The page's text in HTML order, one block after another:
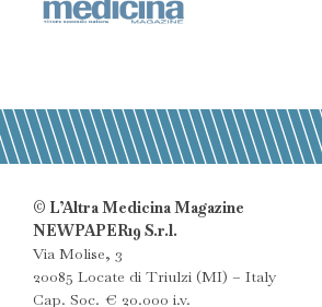
© L’Altra Medicina Magazine
NEWPAPER19 S.r.l.
Via Molise, 3
20085 Locate di Triulzi (MI) – Italy
Cap. Soc. € 20.000 i.v.